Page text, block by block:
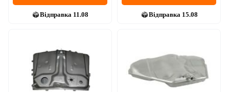
IVECO
JAGUAR
Відправка 11.08 Відправка 15.08